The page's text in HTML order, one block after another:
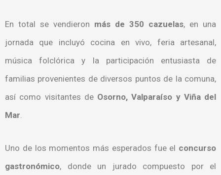
En total se vendieron más de 350 cazuelas, en una
jornada que incluyó cocina en vivo, feria artesanal,
música folclórica y la participación entusiasta de
familias provenientes de diversos puntos de la comuna,
así como visitantes de Osorno, Valparaíso y Viña del
Mar.
Uno de los momentos más esperados fue el concurso
gastronómico, donde un jurado compuesto por el